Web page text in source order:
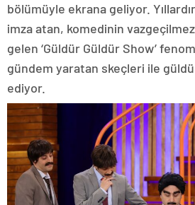
bölümüyle ekrana geliyor. Yıllardır
imza atan, komedinin
gelen ‘Güldür Güldür Show’
gündem yaratan skeçleri ile
ediyor.